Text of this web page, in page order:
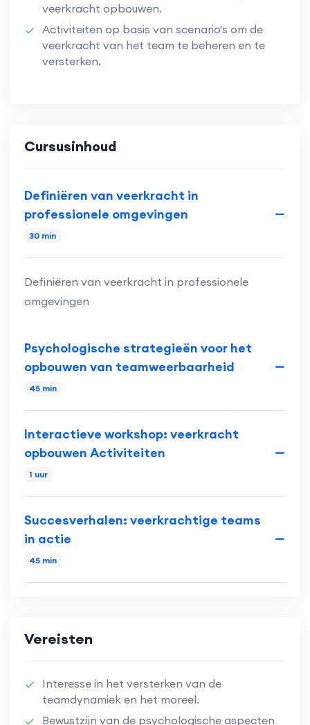
veerkracht opbouwen.
Activiteiten op basis van scenario's om de
veerkracht van het team te beheren en te
versterken.
Cursusinhoud
Definiëren van veerkracht in
professionele omgevingen
30 min
Definiëren van veerkracht in professionele
omgevingen
Psychologische strategieën voor het
opbouwen van teamweerbaarheid
45 min
Interactieve workshop: veerkracht
opbouwen Activiteiten
1 uur
Succesverhalen: veerkrachtige teams
in actie
45 min
Vereisten
Interesse in het versterken van de
teamdynamiek en het moreel.
Bewustzijn van de psychologische aspecten